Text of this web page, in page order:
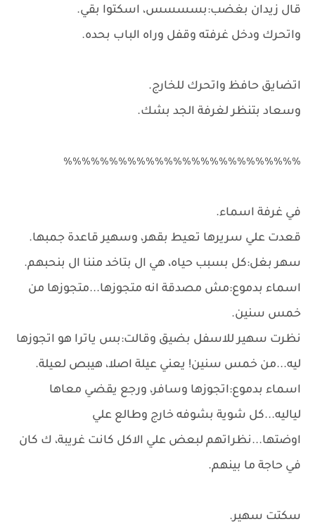
قال زيدان بغضب:بسسسس، اسكتوا بقي.
واتحرك ودخل غرفته وقفل وراه الباب بحده.
اتضايق حافظ واتحرك للخارج.
وسعاد بتنظر لغرفة الجد بشك.
٪٪٪٪٪٪٪٪٪٪٪٪٪٪٪٪٪٪٪٪٪٪٪٪٪٪
في غرفة اسماء.
قعدت علي سريرها تعيط بقهر، وسهير قاعدة جمبها.
سهر بغل:كل بسبب حياه، هي ال بتاخد مننا ال بنحبهم.
اسماء بدموع:مش مصدقة انه متجوزها...متجوزها من
خمس سنين.
نظرت سهير للاسفل بضيق وقالت:بس ياترا هو اتجوزها
ليه...من خمس سنين! يعني عيلة اصلا، هيبص لعيلة.
اسماء بدموع:اتجوزها وسافر، ورجع يقضي معاها
لياليه...كل شوية بشوفه خارج وطالع علي
اوضتها...نظراتهم لبعض علي الاكل كانت غريبة، ك كان
في حاجة ما بينهم.
سكتت سهير.